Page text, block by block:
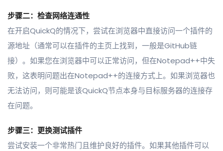
步骤二：检查网络连通性
在开启QuickQ的情况下，尝试在浏览器中直接访问一个插件的
源地址（通常可以在插件的主页上找到，一般是GitHub链
接）。如果您在浏览器中可以正常访问，但在Notepad++中失
败，这表明问题出在Notepad++的连接方式上。如果浏览器也
无法访问，则可能是该QuickQ节点本身与目标服务器的连接存
在问题。
步骤三：更换测试插件
尝试安装一个非常热门且维护良好的插件。如果其他插件可以